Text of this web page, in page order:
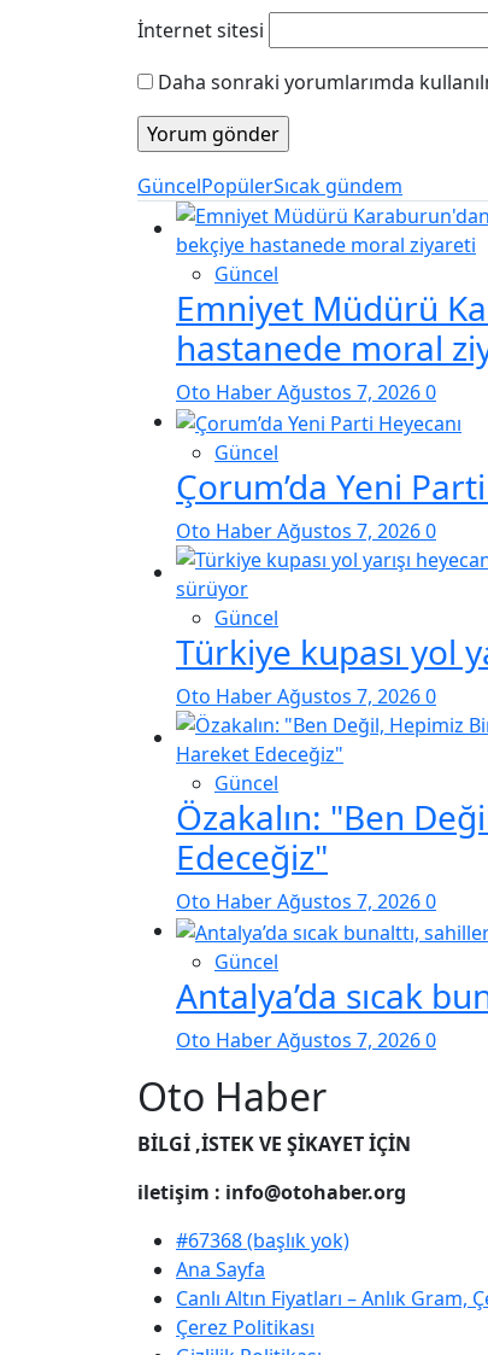
İnternet sitesi
Daha sonraki yorumlarımda
GüncelPopülerSıcak gündem
Güncel
Emniyet Müdürü
hastanede moral
Oto HaberAğustos 7, 20260
Güncel
Çorum’da Yeni
Oto HaberAğustos 7, 20260
Güncel
Türkiye kupası yol
Oto HaberAğustos 7, 20260
Güncel
Özakalın: "Ben
Edeceğiz"
Oto HaberAğustos 7, 20260
Güncel
Antalya’da sıcak
Oto HaberAğustos 7, 20260
Oto Haber
BİLGİ ,İSTEK VE ŞİKAYET İÇİN
iletişim : info@otohaber.org
#67368 (başlık yok)
Ana Sayfa
Canlı Altın Fiyatları – Anlık
Çerez Politikası